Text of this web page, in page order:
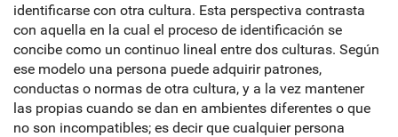
identificarse con otra cultura. Esta perspectiva contrasta
con aquella en la cual el proceso de identificación se
concibe como un continuo lineal entre dos culturas. Según
ese modelo una persona puede adquirir patrones,
conductas o normas de otra cultura, y a la vez mantener
las propias cuando se dan en ambientes diferentes o que
no son incompatibles; es decir que cualquier persona